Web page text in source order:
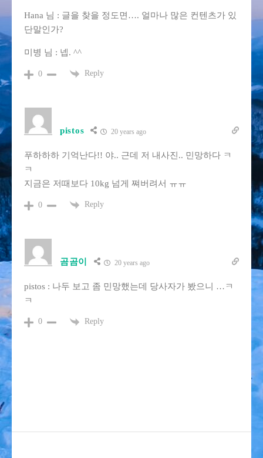
Hana 님 : 글을 찾을 정도면…. 얼마나 많은 컨텐츠가 있
단말인가?
미병 님 : 넵. ^^
0 Reply
pistos 20 years ago
푸하하하 기억난다!! 야.. 근데 저 내사진.. 민망하다 ㅋ
ㅋ
지금은 저때보다 10kg 넘게 쪄버려서 ㅠㅠ
0 Reply
곰곰이 20 years ago
pistos : 나두 보고 좀 민망했는데 당사자가 봤으니 …ㅋ
ㅋ
0 Reply